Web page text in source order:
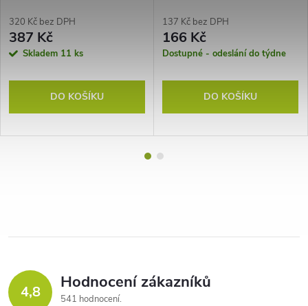
320 Kč bez DPH
387 Kč
Skladem 11 ks
DO KOŠÍKU
137 Kč bez DPH
166 Kč
Dostupné - odeslání do týdne
DO KOŠÍKU
4,8 Hodnocení zákazníků
541 hodnocení